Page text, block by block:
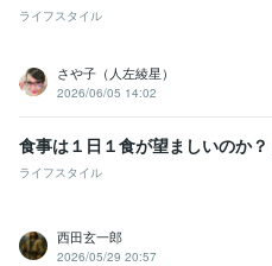
ライフスタイル
さや子（人左綾星）
2026/06/05 14:02
食事は１日１食が望ましいのか？
ライフスタイル
西田玄一郎
2026/05/29 20:57